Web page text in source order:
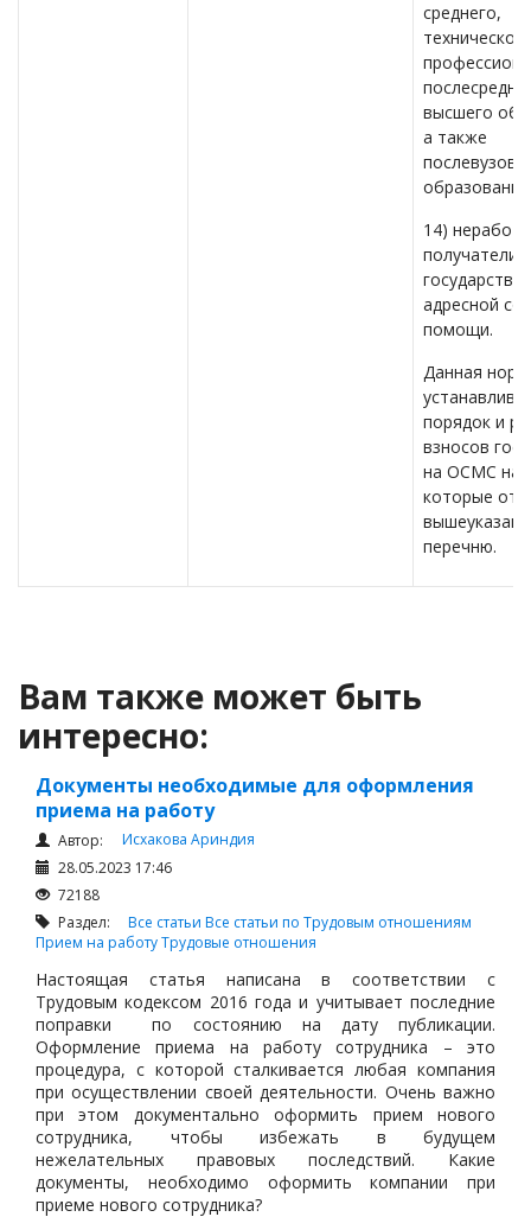
среднего,
высшего
а также
14)
получатели
адресной
помощи.
Данная
порядок и
взносов
на ОСМС на
которые
перечню.
Вам также может быть
интересно:
Документы необходимые для оформления
приема на работу
Автор:
Исхакова Ариндия
28.05.2023 17:46
72188
Раздел: Все статьи Все статьи по Трудовым отношениям
Прием на работуТрудовые отношения
Настоящая статья написана в соответствии с
Трудовым кодексом 2016 года и учитывает последние
поправки по состоянию на дату публикации.
Оформление приема на работу сотрудника – это
процедура, с которой сталкивается любая компания
при осуществлении своей деятельности. Очень важно
при этом документально оформить прием нового
сотрудника, чтобы избежать в будущем
нежелательных правовых последствий. Какие
документы, необходимо оформить компании при
приеме нового сотрудника?